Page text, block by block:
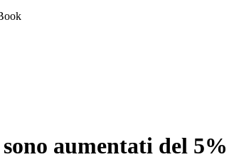
aumentati del 5%